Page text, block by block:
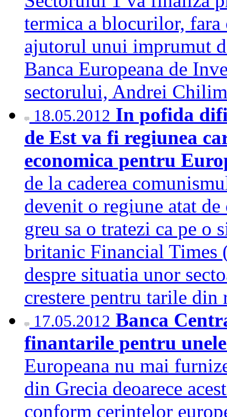
termica a blocurilor,
ajutorul unui imprumut
Banca Europeana de
sectorului, Andrei
18.05.2012 In pofida
de Est va fi regiunea
economica pentru
de la caderea
devenit o regiune atat
greu sa o tratezi ca pe o
britanic Financial Times
despre situatia unor
crestere pentru tarile
17.05.2012 Banca
finantarile pentru
Europeana nu mai
din Grecia deoarece
conform cerintelor